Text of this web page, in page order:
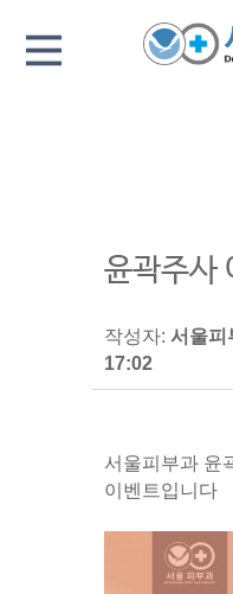
윤곽주사
작성자:서울피
17:02
서울피부과 윤
이벤트입니다